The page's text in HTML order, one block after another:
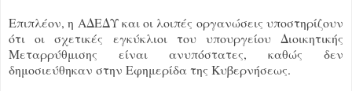
Επιπλέον, η ΑΔΕΔΥ και οι λοιπές οργανώσεις υποστηρίζουν
ότι οι σχετικές εγκύκλιοι του υπουργείου Διοικητικής
Μεταρρύθμισης είναι ανυπόστατες, καθώς δεν
δημοσιεύθηκαν στην Εφημερίδα της Κυβερνήσεως.